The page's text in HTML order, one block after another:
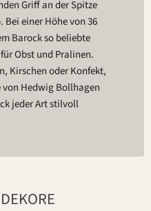
Griff an der Spitze
Bei einer Höhe von 36
Barock so beliebte
Obst und Pralinen.
Kirschen oder Konfekt,
Hedwig Bollhagen
jeder Art stilvoll